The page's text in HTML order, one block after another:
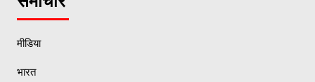
मीडिया
भारत